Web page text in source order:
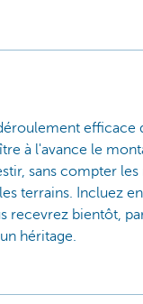
efficace
à l'avance le
sans compter les
terrains. Incluez
recevrez bientôt,
héritage.